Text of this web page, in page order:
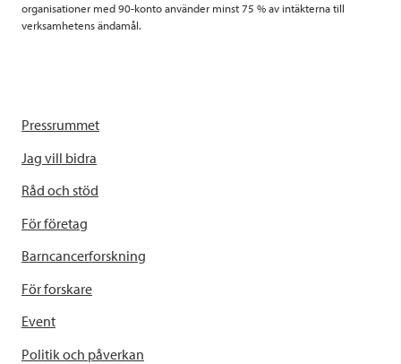
organisationer med 90-konto använder minst 75 % av intäkterna till
verksamhetens ändamål.
Pressrummet
Jag vill bidra
Råd och stöd
För företag
Barncancerforskning
För forskare
Event
Politik och påverkan